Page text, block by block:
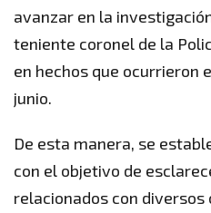
avanzar en la
teniente coronel de la
en hechos que ocurrieron
junio.
De esta manera, se
con el objetivo de
relacionados con